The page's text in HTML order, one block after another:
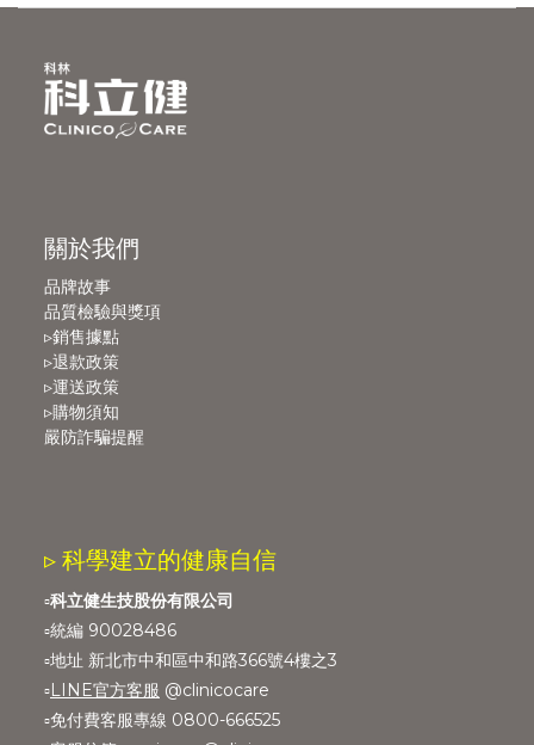
關於我們
品牌故事
品質檢驗與獎項
▹銷售據點
▹退款政策
▹運送政策
▹購物須知
嚴防詐騙提醒
▹ 科學建立的健康自信
▫️科立健生技股份有限公司
▫️統編 90028486
▫️地址 新北市中和區中和路366號4樓之3
▫️LINE官方客服 @clinicocare
▫️免付費客服專線 0800-666525